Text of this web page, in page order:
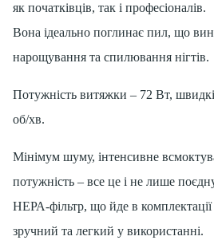
як початківців, так і професіоналів.
Вона ідеально поглинає пил, що
нарощування та спилювання нігтів.
Потужність витяжки – 72 Вт,
об/хв.
Мінімум шуму, інтенсивне
потужність – все це і не лише
НЕРА-фільтр, що йде в
зручний та легкий у використанні.